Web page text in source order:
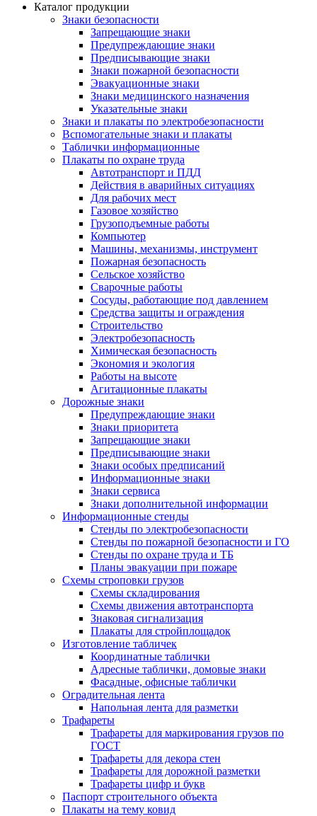
Каталог продукции
Знаки безопасности
Запрещающие знаки
Предупреждающие знаки
Предписывающие знаки
Знаки пожарной безопасности
Эвакуационные знаки
Знаки медицинского назначения
Указательные знаки
Знаки и плакаты по электробезопасности
Вспомогательные знаки и плакаты
Таблички информационные
Плакаты по охране труда
Автотранспорт и ПДД
Действия в аварийных ситуациях
Для рабочих мест
Газовое хозяйство
Грузоподъемные работы
Компьютер
Машины, механизмы, инструмент
Пожарная безопасность
Сельское хозяйство
Сварочные работы
Сосуды, работающие под давлением
Средства защиты и ограждения
Строительство
Электробезопасность
Химическая безопасность
Экономия и экология
Работы на высоте
Агитационные плакаты
Дорожные знаки
Предупреждающие знаки
Знаки приоритета
Запрещающие знаки
Предписывающие знаки
Знаки особых предписаний
Информационные знаки
Знаки сервиса
Знаки дополнительной информации
Информационные стенды
Стенды по электробезопасности
Стенды по пожарной безопасности и ГО
Стенды по охране труда и ТБ
Планы эвакуации при пожаре
Схемы строповки грузов
Схемы складирования
Схемы движения автотранспорта
Знаковая сигнализация
Плакаты для стройплощадок
Изготовление табличек
Координатные таблички
Адресные таблички, домовые знаки
Фасадные, офисные таблички
Оградительная лента
Напольная лента для разметки
Трафареты
Трафареты для маркирования грузов по
ГОСТ
Трафареты для декора стен
Трафареты для дорожной разметки
Трафареты цифр и букв
Паспорт строительного объекта
Плакаты на тему ковид